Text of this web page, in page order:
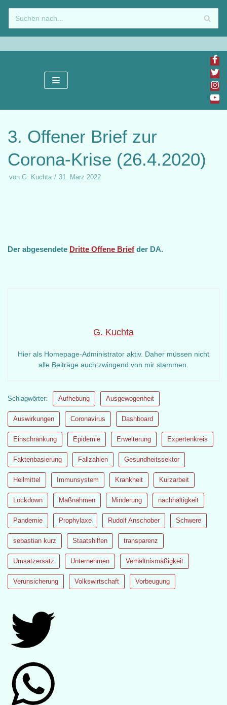
Zum
Inhalt
springen
3. Offener Brief zur
Corona-Krise (26.4.2020)
von G. Kuchta 31. März 2022
Der abgesendete Dritte Offene Brief der DA.
G. Kuchta
Hier als Homepage-Administrator aktiv. Daher müssen nicht
alle Beiträge auch zwingend von mir stammen.
Schlagwörter: Aufhebung Ausgewogenheit
Auswirkungen Coronavirus Dashboard
Einschränkung Epidemie Erweiterung Expertenkreis
Faktenbasierung Fallzahlen Gesundheitssektor
Heilmittel Immunsystem Krankheit Kurzarbeit
Lockdown Maßnahmen Minderung nachhaltigkeit
Pandemie Prophylaxe Rudolf Anschober Schwere
sebastian kurz Staatshilfen transparenz
Umsatzersatz Unternehmen Verhältnismäßigkeit
Verunsicherung Volkswirtschaft Vorbeugung